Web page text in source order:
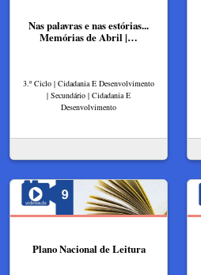
Nas palavras e nas estórias...
Memórias de Abril |…
3.º Ciclo | Cidadania E Desenvolvimento
| Secundário | Cidadania E
Desenvolvimento
Plano Nacional de Leitura